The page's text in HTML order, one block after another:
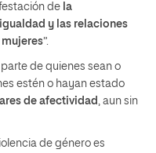
de la
y las relaciones
”.
de quienes sean o
estén o hayan estado
de afectividad , aun sin
de género es